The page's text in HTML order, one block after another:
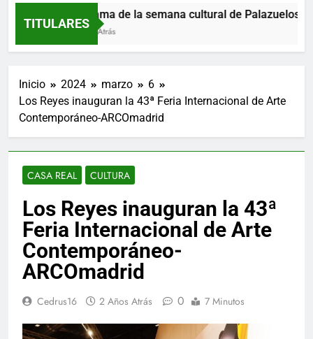
TITULARES
Programa de la semana cultural de Palazuelos de
8 Horas Atrás
Inicio 2024 marzo
6
Los Reyes inauguran la 43ª Feria Internacional de Arte
Contemporáneo-ARCOmadrid
CASA REAL CULTURA
Los Reyes inauguran la 43ª
Feria Internacional de Arte
Contemporáneo-
ARCOmadrid
Cedrus16 2 Años Atrás 0 7 Minutos